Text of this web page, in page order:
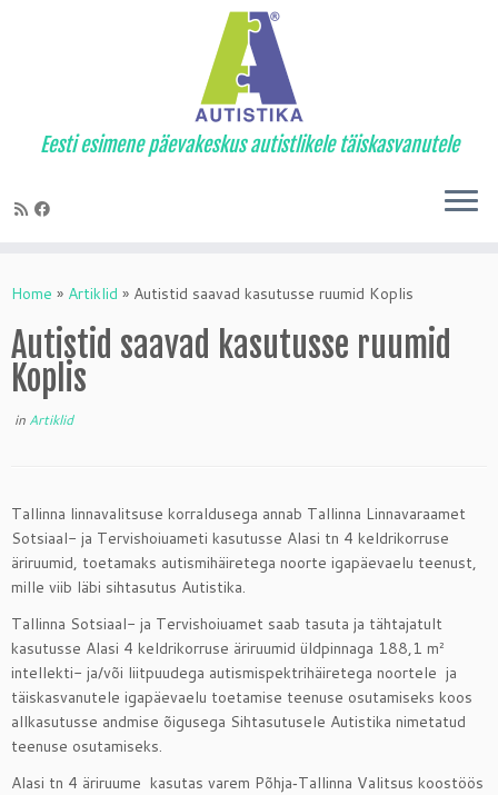
to
Eesti esimene päevakeskus autistlikele täiskasvanutele
Home » Artiklid » Autistid saavad kasutusse ruumid Koplis
Autistid saavad kasutusse ruumid
Koplis
in Artiklid
Tallinna linnavalitsuse korraldusega annab Tallinna Linnavaraamet
Sotsiaal- ja Tervishoiuameti kasutusse Alasi tn 4 keldrikorruse
äriruumid, toetamaks autismihäiretega noorte igapäevaelu teenust,
mille viib läbi sihtasutus Autistika.
Tallinna Sotsiaal- ja Tervishoiuamet saab tasuta ja tähtajatult
kasutusse Alasi 4 keldrikorruse äriruumid üldpinnaga 188,1 m²
intellekti- ja/või liitpuudega autismispektrihäiretega noortele ja
täiskasvanutele igapäevaelu toetamise teenuse osutamiseks koos
allkasutusse andmise õigusega Sihtasutusele Autistika nimetatud
teenuse osutamiseks.
Alasi tn 4 äriruume kasutas varem Põhja‑Tallinna Valitsus koostöös